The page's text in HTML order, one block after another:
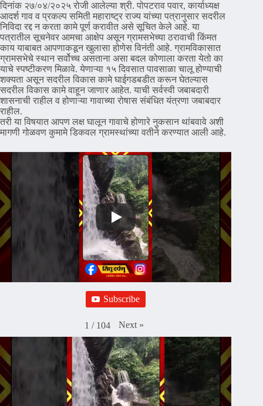
दिनांक २७/०४/२०२५ रोजी आलेल्या श्री. पोपटराव पवार, कार्याध्यक्ष
आदर्श गाव व प्रकल्प समिती महाराष्ट्र राज्य यांच्या पत्रानुसार सदरील
निविदा रद्द न करता कामे पूर्ण करावीत असे सूचित केले आहे. या
पत्रातील सूचनेवर आमचा आक्षेप असून ग्रामसभेच्या ठरावाची किंमत
काय याबाबत आपणाकडून खुलासा होणेस विनंती आहे. ग्रामविकासात
ग्रामसभेचे स्थान सर्वोच्च असताना असा बदल कोणाला करता येतो का
याचे स्पष्टीकरण मिळावे. येणाऱ्या १५ दिवसात पावसाळा चालू होण्याची
शक्यता असून सदरील विकास कामे घाईगडबडीत करून घेतल्यास
सदरील विकास कामे वाहून जाणार आहेत. याची सर्वस्वी जबाबदारी
शासनाची राहील व होणाऱ्या गावाच्या रोषास संबंधित यंत्रणा जबाबदार
राहील.
तरी या विषयात आपण लक्ष घालून गावाचे होणारे नुकसान थांबवावे अशी
मागणी गोळवण कुमामे डिकवल ग्रामस्थांच्या वतीने करण्यात आली आहे.
Subscribe
1 / 104 Next »